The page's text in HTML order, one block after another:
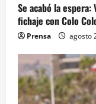
Se acabó la espera:
fichaje con Colo
Prensa agosto